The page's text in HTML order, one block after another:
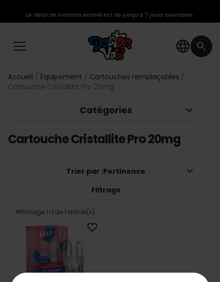
language search
Le délai de livraison estimé est de jusqu’à 7 jours ouvrables.
Accueil Équipement
Cartouches remplaçables
Cartouche Cristallite Pro 20mg
Catégories keyboard_arrow_down
Cartouche Cristallite Pro 20mg
Trier par :Pertinence keyboard_arrow_down
Filtrage
Affichage 1-1 de 1 article(s)
favorite_border